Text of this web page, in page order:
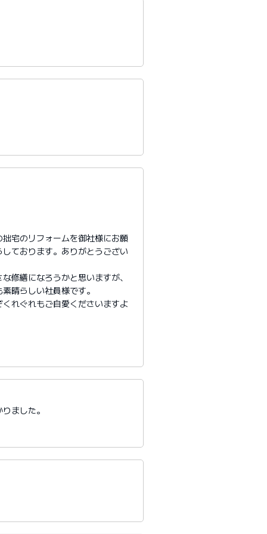
宅のリフォームを御社様にお願
ております。ありがとうござい
修繕になろうかと思いますが、
晴らしい社員様です。
れぐれもご自愛くださいますよ
ました。